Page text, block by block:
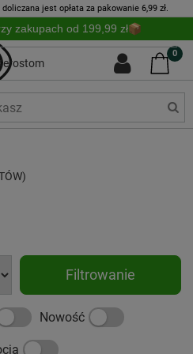
jest opłata za pakowanie 6,99 zł.
zakupach od 199,99 zł
0
Filtrowanie
Nowość